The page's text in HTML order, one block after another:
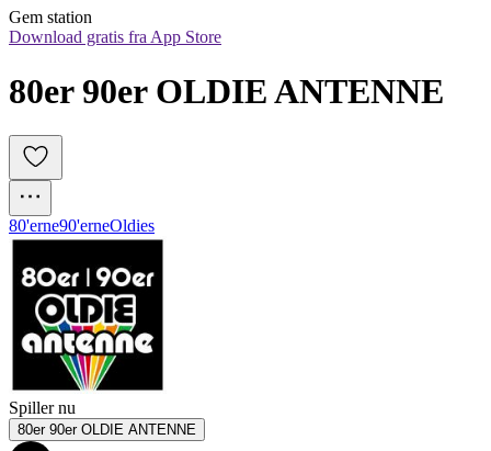
Gem station
Download gratis fra App Store
80er 90er OLDIE ANTENNE
80'erne90'erneOldies
Spiller nu
80er 90er OLDIE ANTENNE